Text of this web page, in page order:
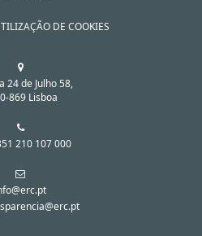
DE COOKIES
24 de Julho 58,
869 Lisboa
210 107 000